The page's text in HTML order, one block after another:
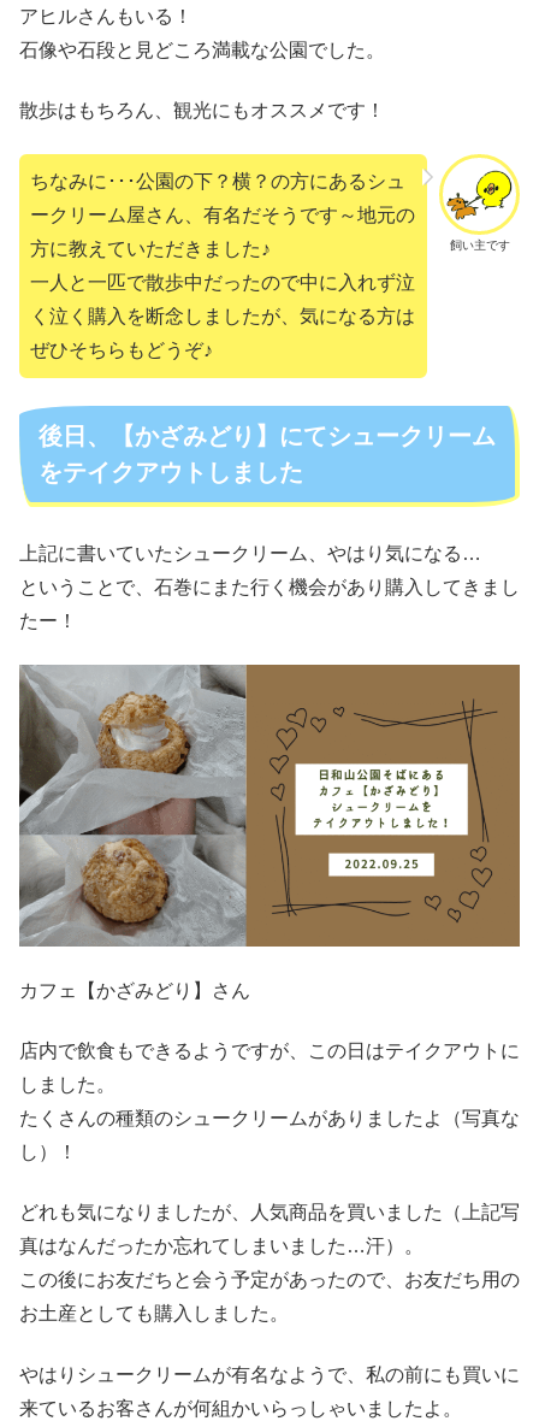
アヒルさんもいる！
石像や石段と見どころ満載な公園でした。
散歩はもちろん、観光にもオススメです！
飼い主です
ちなみに･･･公園の下？横？の方にあるシュ
ークリーム屋さん、有名だそうです～地元の
方に教えていただきました♪
一人と一匹で散歩中だったので中に入れず泣
く泣く購入を断念しましたが、気になる方は
ぜひそちらもどうぞ♪
後日、【かざみどり】にてシュークリーム
をテイクアウトしました
上記に書いていたシュークリーム、やはり気になる…
ということで、石巻にまた行く機会があり購入してきまし
たー！
カフェ【かざみどり】さん
店内で飲食もできるようですが、この日はテイクアウトに
しました。
たくさんの種類のシュークリームがありましたよ（写真な
し）！
どれも気になりましたが、人気商品を買いました（上記写
真はなんだったか忘れてしまいました…汗）。
この後にお友だちと会う予定があったので、お友だち用の
お土産としても購入しました。
やはりシュークリームが有名なようで、私の前にも買いに
来ているお客さんが何組かいらっしゃいましたよ。